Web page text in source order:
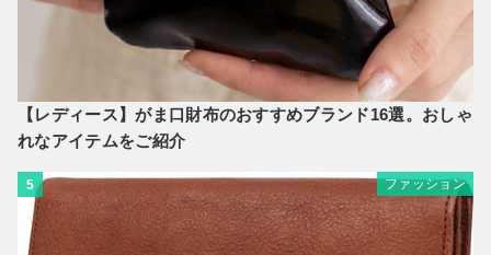
【レディース】がま口財布のおすすめブランド16選。おしゃ
れなアイテムをご紹介
5 ファッション